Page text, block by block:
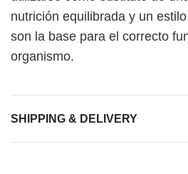
nutrición equilibrada y un
son la base para el correcto
organismo.
SHIPPING & DELIVERY